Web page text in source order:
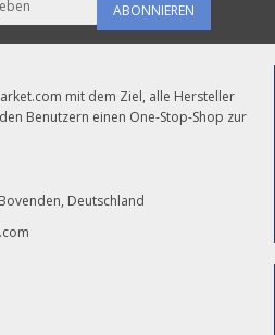
ABONNIEREN
mit dem Ziel, alle Hersteller
Benutzern einen One-Stop-Shop zur
Deutschland